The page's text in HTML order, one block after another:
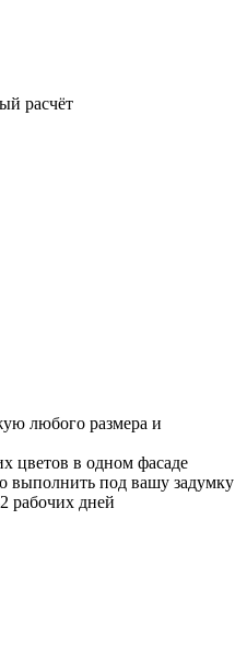
расчёт
любого размера и
цветов в одном фасаде
выполнить под вашу задумку
рабочих дней